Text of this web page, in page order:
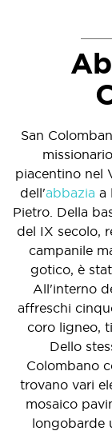
San
piacentino nel
dell'abbazia a
Pietro. Della
del IX secolo,
campanile
gotico, è
All'interno
affreschi
coro ligneo,
Dello
Colombano
trovano vari
mosaico
longobarde